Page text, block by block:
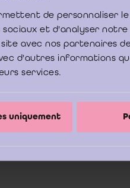
de personnaliser
sociaux et d'analyser
avec nos partenaires
d'autres informations
services.
uniquement
De vordering strekkende tot de
een bedrijfsrevisor
eenzijdig verzoekschrift.
Sinds de hervorming van het